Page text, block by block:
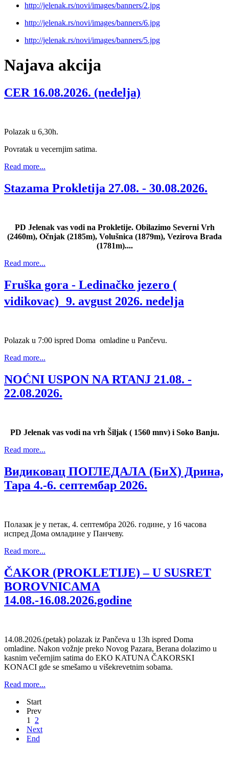
http://jelenak.rs/novi/images/banners/2.jpg
http://jelenak.rs/novi/images/banners/6.jpg
http://jelenak.rs/novi/images/banners/5.jpg
Najava akcija
CER 16.08.2026. (nedelja)
Polazak u 6,30h.
Povratak u vecernjim satima.
Read more...
Stazama Prokletija 27.08. - 30.08.2026.
PD Jelenak vas vodi na Prokletije. Obilazimo Severni Vrh
(2460m), Očnjak (2185m), Volušnica (1879m), Vezirova Brada
(1781m)....
Read more...
Fruška gora - Ledinačko jezero (
vidikovac) 9. avgust 2026. nedelja
Polazak u 7:00 ispred Doma omladine u Pančevu.
Read more...
NOĆNI USPON NA RTANJ 21.08. -
22.08.2026.
PD Jelenak vas vodi na vrh Šiljak ( 1560 mnv) i Soko Banju.
Read more...
Видиковац ПОГЛЕДАЛА (БиХ) Дрина,
Тара 4.-6. септембар 2026.
Полазак је у петак, 4. септембра 2026. године, у 16 часова
испред Дома омладине у Панчеву.
Read more...
ČAKOR (PROKLETIJE) – U SUSRET
BOROVNICAMA
14.08.-16.08.2026.godine
14.08.2026.(petak) polazak iz Pančeva u 13h ispred Doma
omladine. Nakon vožnje preko Novog Pazara, Berana dolazimo u
kasnim večernjim satima do EKO KATUNA ČAKORSKI
KONACI gde se smešamo u višekrevetnim sobama.
Read more...
Start
Prev
1
2
Next
End